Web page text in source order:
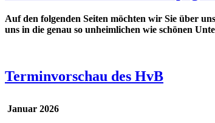
Auf den folgenden Seiten möchten wir Sie über
uns in die genau so unheimlichen wie schönen
Terminvorschau des HvB
Januar 2026